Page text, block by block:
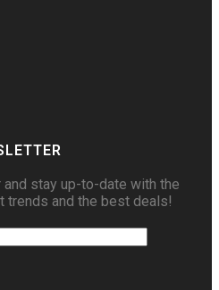
stay up-to-date with the
trends and the best deals!